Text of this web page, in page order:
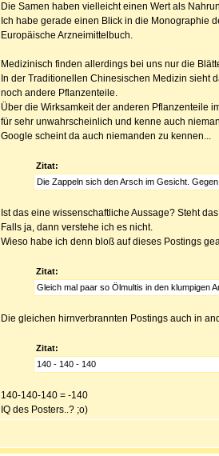
Die Samen haben vielleicht einen Wert als
Ich habe gerade einen Blick in die Monographie
Europäische Arzneimittelbuch.
Medizinisch finden allerdings bei uns nur die
In der Traditionellen Chinesischen Medizin sieht
noch andere Pflanzenteile.
Über die Wirksamkeit der anderen Pflanzenteile
für sehr unwahrscheinlich und kenne auch
Google scheint da auch niemanden zu kennen...
Zitat:
Die Zappeln sich den Arsch im Gesicht.
Ist das eine wissenschaftliche Aussage? Steht
Falls ja, dann verstehe ich es nicht.
Wieso habe ich denn bloß auf dieses Postings
Zitat:
Gleich mal paar so Ölmultis in den klumpigen
Die gleichen hirnverbrannten Postings auch in
Zitat:
140 - 140 - 140
140-140-140 = -140
IQ des Posters..? ;o)